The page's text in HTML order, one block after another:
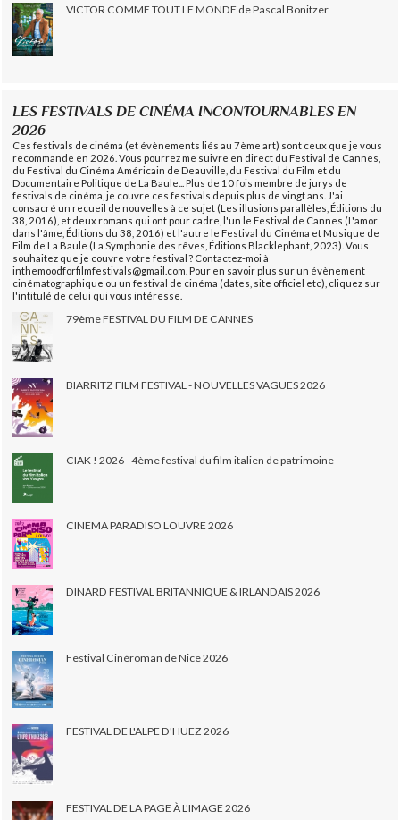
VICTOR COMME TOUT LE MONDE de Pascal Bonitzer
LES FESTIVALS DE CINÉMA INCONTOURNABLES EN
2026
Ces festivals de cinéma (et évènements liés au 7ème art) sont ceux que je vous
recommande en 2026. Vous pourrez me suivre en direct du Festival de Cannes,
du Festival du Cinéma Américain de Deauville, du Festival du Film et du
Documentaire Politique de La Baule... Plus de 10 fois membre de jurys de
festivals de cinéma, je couvre ces festivals depuis plus de vingt ans. J'ai
consacré un recueil de nouvelles à ce sujet (Les illusions parallèles, Éditions du
38, 2016), et deux romans qui ont pour cadre, l'un le Festival de Cannes (L'amor
dans l'âme, Éditions du 38, 2016) et l'autre le Festival du Cinéma et Musique de
Film de La Baule (La Symphonie des rêves, Éditions Blacklephant, 2023). Vous
souhaitez que je couvre votre festival ? Contactez-moi à
inthemoodforfilmfestivals@gmail.com. Pour en savoir plus sur un évènement
cinématographique ou un festival de cinéma (dates, site officiel etc), cliquez sur
l'intitulé de celui qui vous intéresse.
79ème FESTIVAL DU FILM DE CANNES
BIARRITZ FILM FESTIVAL - NOUVELLES VAGUES 2026
CIAK ! 2026 - 4ème festival du film italien de patrimoine
CINEMA PARADISO LOUVRE 2026
DINARD FESTIVAL BRITANNIQUE & IRLANDAIS 2026
Festival Cinéroman de Nice 2026
FESTIVAL DE L'ALPE D'HUEZ 2026
FESTIVAL DE LA PAGE À L'IMAGE 2026